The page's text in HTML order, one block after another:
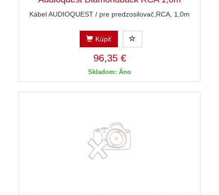
Kábel AUDIOQUEST / pre predzosilovač,RCA, 1,0m
Kúpiť
96,35 €
Skladom: Áno